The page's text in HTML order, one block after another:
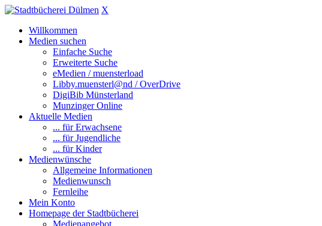
X
Willkommen
Medien suchen
Einfache Suche
Erweiterte Suche
eMedien / muensterload
Libby.muensterl@nd / OverDrive
DigiBib Münsterland
Munzinger Online
Aktuelle Medien
... für Erwachsene
... für Jugendliche
... für Kinder
Medienwünsche
Allgemeine Informationen
Medienwunsch
Fernleihe
Mein Konto
Homepage der Stadtbücherei
Medienangebot